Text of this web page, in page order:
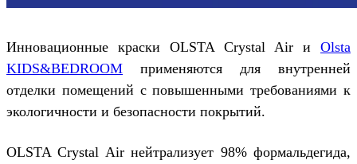
Инновационные краски OLSTA Crystal Air и Olsta
KIDS&BEDROOM применяются для внутренней
отделки помещений с повышенными требованиями к
экологичности и безопасности покрытий.
OLSTA Crystal Air нейтрализует 98% формальдегида,